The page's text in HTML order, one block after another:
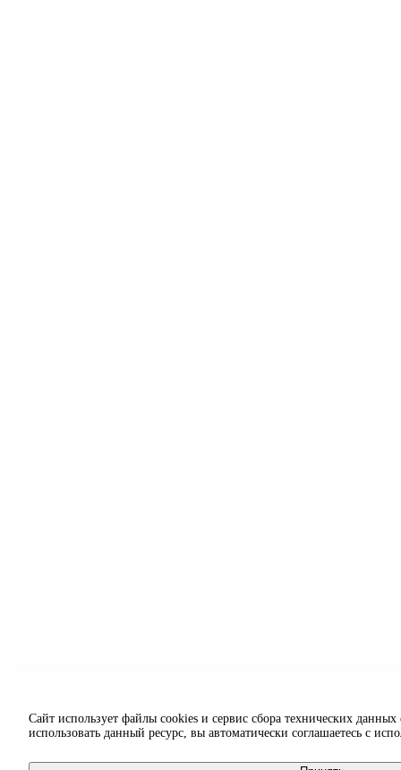
Сайт использует файлы cookies и сервис сбора технических
использовать данный ресурс, вы автоматически соглашаетесь с